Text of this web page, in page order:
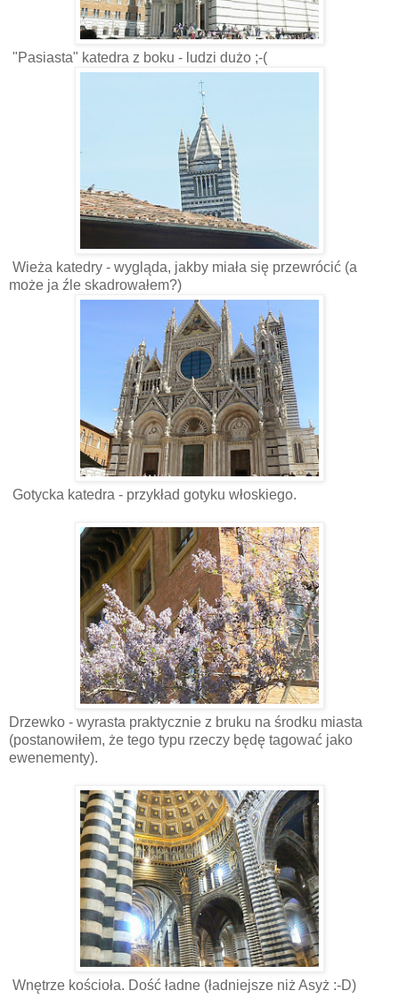
"Pasiasta" katedra z boku - ludzi dużo ;-(
Wieża katedry - wygląda, jakby miała się przewrócić (a
może ja źle skadrowałem?)
Gotycka katedra - przykład gotyku włoskiego.
Drzewko - wyrasta praktycznie z bruku na środku miasta
(postanowiłem, że tego typu rzeczy będę tagować jako
ewenementy).
Wnętrze kościoła. Dość ładne (ładniejsze niż Asyż :-D)